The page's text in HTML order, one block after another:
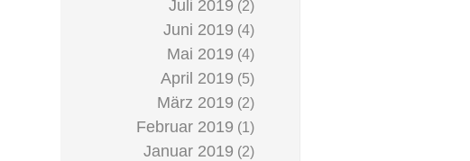
Juli 2019 (2)
Juni 2019 (4)
Mai 2019 (4)
April 2019 (5)
März 2019 (2)
Februar 2019 (1)
Januar 2019 (2)